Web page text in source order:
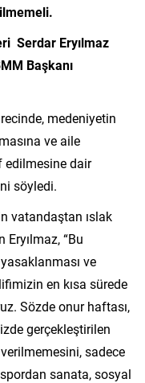
Serdar Eryılmaz
Başkanı
medeniyetin
ve aile
edilmesine dair
söyledi.
vatandaştan ıslak
Eryılmaz, “Bu
ve
en kısa sürede
Sözde onur haftası,
gerçekleştirilen
sadece
sanata, sosyal